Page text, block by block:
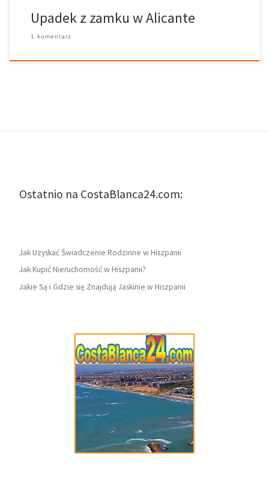
Upadek z zamku w Alicante
1 komentarz
Ostatnio na CostaBlanca24.com:
Jak Uzyskać Świadczenie Rodzinne w Hiszpanii
Jak Kupić Nieruchomość w Hiszpanii?
Jakie Są i Gdzie się Znajdują Jaskinie w Hiszpanii